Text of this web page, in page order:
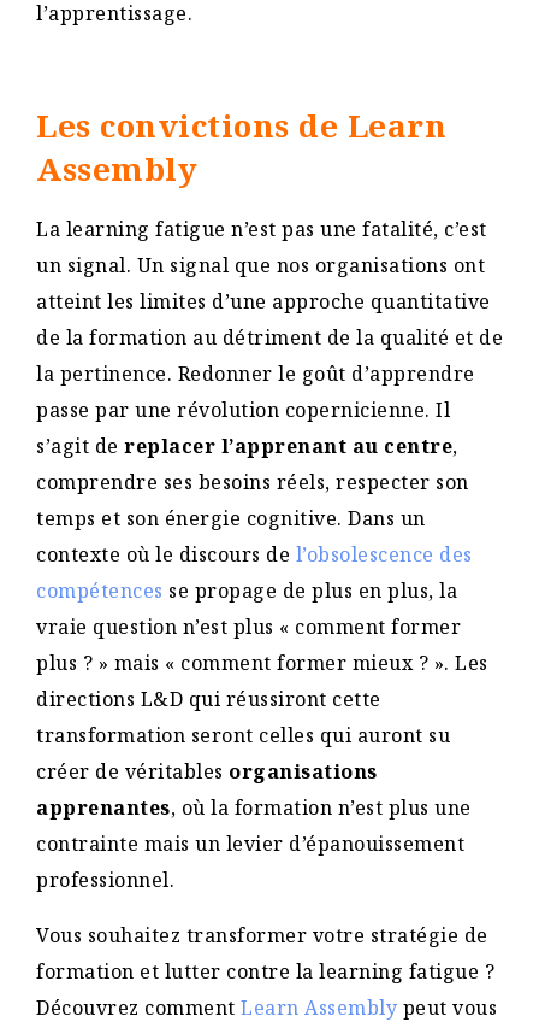
l’apprentissage.
Les convictions de Learn
Assembly
La learning fatigue n’est pas une fatalité, c’est
un signal. Un signal que nos organisations ont
atteint les limites d’une approche quantitative
de la formation au détriment de la qualité et de
la pertinence. Redonner le goût d’apprendre
passe par une révolution copernicienne. Il
s’agit de replacer l’apprenant au centre,
comprendre ses besoins réels, respecter son
temps et son énergie cognitive. Dans un
contexte où le discours de l’obsolescence des
compétences se propage de plus en plus, la
vraie question n’est plus « comment former
plus ? » mais « comment former mieux ? ». Les
directions L&D qui réussiront cette
transformation seront celles qui auront su
créer de véritables organisations
apprenantes, où la formation n’est plus une
contrainte mais un levier d’épanouissement
professionnel.
Vous souhaitez transformer votre stratégie de
formation et lutter contre la learning fatigue ?
Découvrez comment Learn Assembly peut vous